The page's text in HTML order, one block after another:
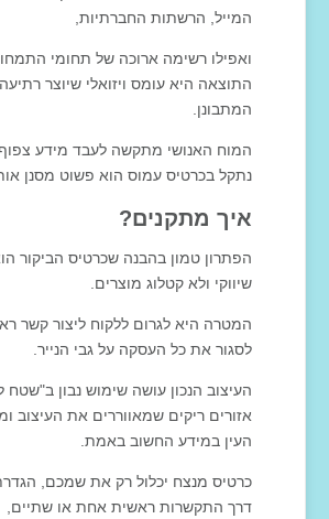
המייל, הרשתות החברתיות,
ואפילו רשימה ארוכה של תחומי
התוצאה היא עומס ויזואלי שיוצר
המתבונן.
המוח האנושי מתקשה לעבד מידע
נתקל בכרטיס עמוס הוא פשוט מסנן
איך מתקנים?
הפתרון טמון בהבנה שכרטיס הביקור
שיווקי ולא קטלוג מוצרים.
המטרה היא לגרום ללקוח ליצור קשר
לסגור את כל העסקה על גבי הנייר.
העיצוב הנכון עושה שימוש נבון ב"שטח
אזורים ריקים שמאווררים את העיצוב
העין במידע החשוב באמת.
כרטיס מנצח יכלול רק את שמכם,
דרך התקשרות ראשית אחת או שתיים,